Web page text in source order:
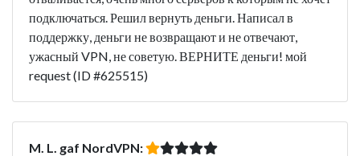
подключаться. Решил вернуть деньги. Написал в
поддержку, деньги не возвращают и не отвечают,
ужасный VPN, не советую. ВЕРНИТЕ деньги! мой
request (ID #625515)
M. L. gaf NordVPN: